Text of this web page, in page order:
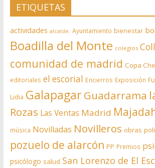
ETIQUETAS
actividades alcalde. Ayuntamiento bienestar
Boadilla del Monte colegios
comunidad de madrid Copa
editoriales el escorial Encierros Exposición
Lidia Galapagar Guadarrama
Rozas Las Ventas Madrid
música Novilladas Novilleros obras
pozuelo de alarcón PP Premios
psicólogo salud San Lorenzo de El